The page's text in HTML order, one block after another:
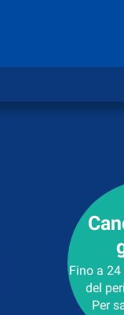
Luogo del noleggio
Luogo di ritornoFino a
del
Per